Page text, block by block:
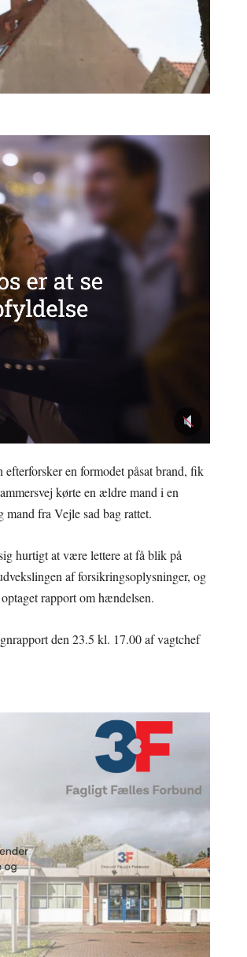
en formodet påsat brand, fik
kørte en ældre mand i en
fra Vejle sad bag rattet.
hurtigt at være lettere at få blik på
af forsikringsoplysninger, og
rapport om hændelsen.
den 23.5 kl. 17.00 af vagtchef